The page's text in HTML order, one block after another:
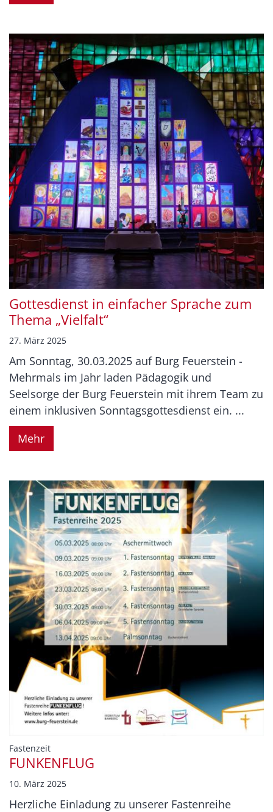
Gottesdienst in einfacher Sprache zum
Thema „Vielfalt“
27. März 2025
Am Sonntag, 30.03.2025 auf Burg Feuerstein -
Mehrmals im Jahr laden Pädagogik und
Seelsorge der Burg Feuerstein mit ihrem Team zu
einem inklusiven Sonntagsgottesdienst ein. ...
Mehr
Fastenzeit:
FUNKENFLUG
10. März 2025
Herzliche Einladung zu unserer Fastenreihe